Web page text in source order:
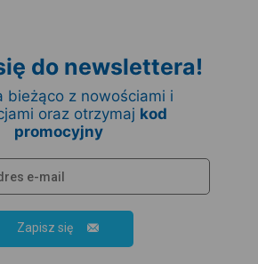
do newslettera!
bieżąco z nowościami i
oraz otrzymaj kod
promocyjny
Zapisz się